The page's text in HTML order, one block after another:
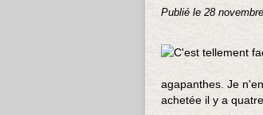
Publié le 28
agapanthes. Je
achetée il y a